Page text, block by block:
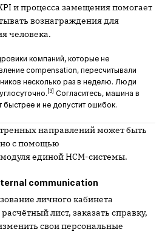
и процесса замещения помогает
вознаграждения для
человека.
компаний, которые не
compensation, пересчитывали
несколько раз в неделю. Люди
[3] Согласитесь, машина в
быстрее и не допустит ошибок.
направлений может быть
с помощью
единой HCM-системы.
communication
личного кабинета
лист, заказать справку,
свои персональные